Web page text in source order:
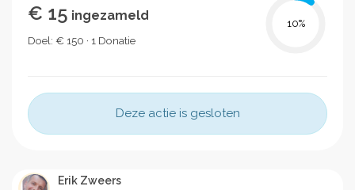
€ 15 ingezameld
Doel: € 150 · 1 Donatie
10%
Deze actie is gesloten
Erik Zweers